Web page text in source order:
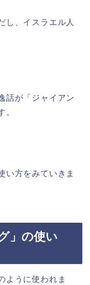
し、イスラエル人
話が「ジャイアン
。
い方をみていきま
」の使い
ように使われま